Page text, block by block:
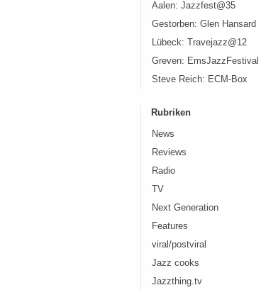
Aalen: Jazzfest@35
Gestorben: Glen Hansard
Lübeck: Travejazz@12
Greven: EmsJazzFestival
Steve Reich: ECM-Box
Rubriken
News
Reviews
Radio
TV
Next Generation
Features
viral/postviral
Jazz cooks
Jazzthing.tv